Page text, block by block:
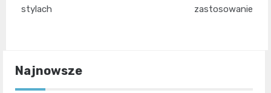
stylach
zastosowanie
Najnowsze